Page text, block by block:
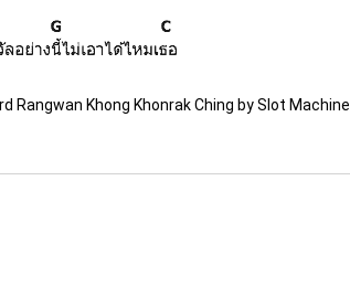
Khong Khonrak Ching by Slot Machine